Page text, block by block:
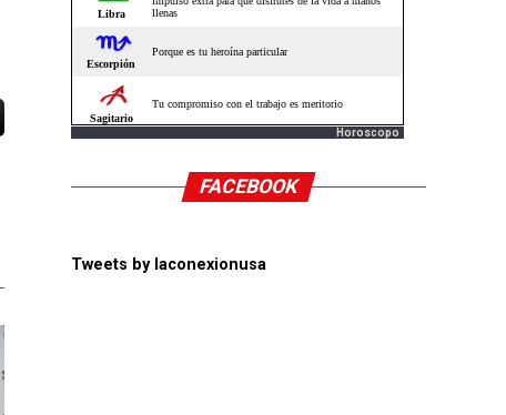
Horoscopo
FACEBOOK
Tweets by laconexionusa